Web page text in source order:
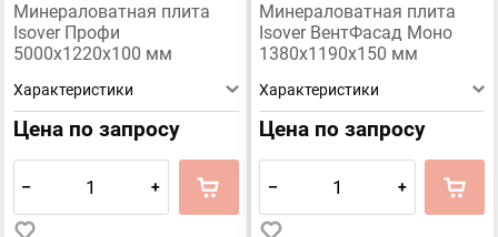
Минераловатная плита
Isover Профи
5000х1220х100 мм
Характеристики
Цена по запросу
– +
Минераловатная плита
Isover ВентФасад Моно
1380х1190х150 мм
Характеристики
Цена по запросу
– +